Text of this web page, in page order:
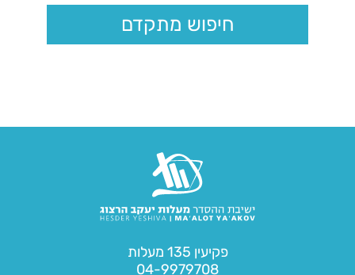
חיפוש מתקדם
פקיעין 135 מעלות
04-9979708